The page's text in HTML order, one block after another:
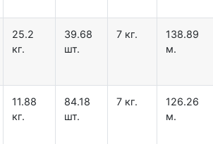
25.2
кг.
39.68
шт.
7 кг.
138.89
м.
11.88
кг.
84.18
шт.
7 кг.
126.26
м.